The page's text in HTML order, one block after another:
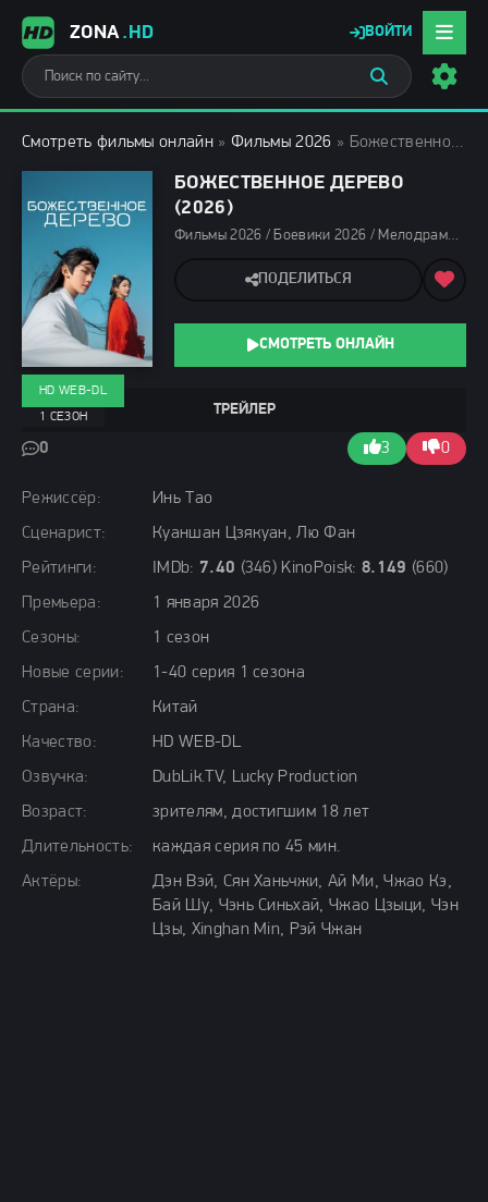
ZONA.HD ВОЙТИ
Смотреть фильмы онлайн » Фильмы 2026 » Божественное дерево (2026)
БОЖЕСТВЕННОЕ ДЕРЕВО
(2026)
Фильмы 2026 / Боевики 2026 / Мелодрамы 2026 / Фэнтези фильмы 2026 / Сериалы 2026 / Дорамы / Сериалы января 2026 / Новинки сериалов 2026 / Смотреть фильмы онлайн
Режиссёр:
Инь Тао
Сценарист:
Куаншан Цзякуан, Лю Фан
Рейтинги:
IMDb: 7.40 (346) KinoPoisk: 8.149 (660)
Премьера:
1 января 2026
Сезоны:
1 сезон
Новые серии:
1-40 серия 1 сезона
Страна:
Китай
Качество:
HD WEB-DL
Озвучка:
DubLik.TV, Lucky Production
Возраст:
зрителям, достигшим 18 лет
Длительность:
каждая серия по 45 мин.
Актёры:
Дэн Вэй, Сян Ханьчжи, Ай Ми, Чжао Кэ,
Бай Шу, Чэнь Синьхай, Чжао Цзыци, Чэн
Цзы, Xinghan Min, Рэй Чжан
ТРЕЙЛЕР
0 3 0
HD WEB-DL
1 СЕЗОН
ПОДЕЛИТЬСЯ
СМОТРЕТЬ ОНЛАЙН